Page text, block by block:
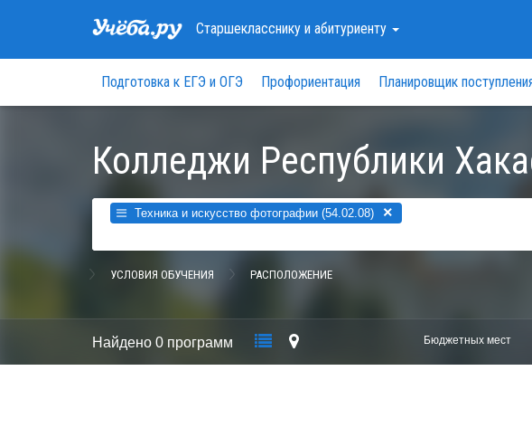
Старшеклассникуи абитуриенту
Подготовка к ЕГЭ и ОГЭ Профориентация Планировщик
Колледжи Республики
Техника и искусство фотографии (54.02.08) ×
УСЛОВИЯ ОБУЧЕНИЯ РАСПОЛОЖЕНИЕ
Найдено 0 программ Бюджетных мест